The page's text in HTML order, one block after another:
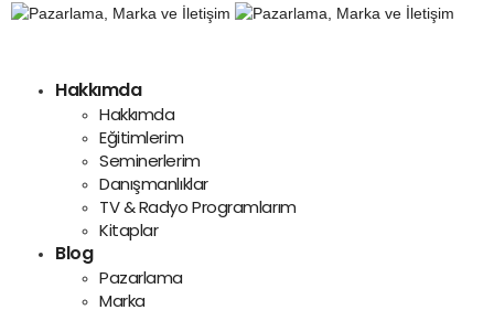
Hakkımda
Hakkımda
Eğitimlerim
Seminerlerim
Danışmanlıklar
TV & Radyo Programlarım
Kitaplar
Blog
Pazarlama
Marka